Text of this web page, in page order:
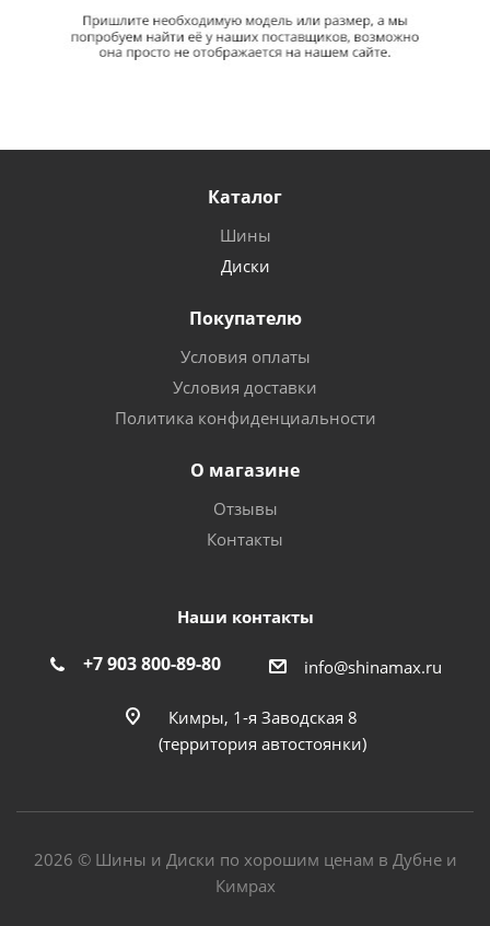
Каталог
Шины
Диски
Покупателю
Условия оплаты
Условия доставки
Политика конфиденциальности
О магазине
Отзывы
Контакты
Наши контакты
+7 903 800-89-80 info@shinamax.ru
Кимры, 1-я Заводская 8
(территория автостоянки)
2026 © Шины и Диски по хорошим ценам в Дубне и
Кимрах